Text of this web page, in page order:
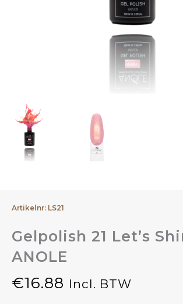
Artikelnr: LS21
Gelpolish 21 Let’s
ANOLE
€16.88 Incl. BTW